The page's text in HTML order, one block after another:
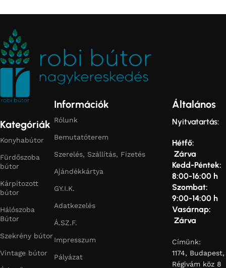
Kategóriák
Konyhabútor
Fürdőszoba
bútor
Kárpitozott
bútor
Hálószoba
Bútor
Szekrény bútor
Vintage bútor
Információk
Rólunk
Bemutatóterem
Szerelés, Szállítás, Fizetés
Ajándékkártya
GY.I.K.
Adatkezelés
Á.SZ.F.
Impresszum
Pályázat
Általános
Nyitvatartás:
Hétfő:
Zárva
Kedd-Péntek:
8:00-16:00 h
Szombat:
9:00-14:00 h
Vasárnap:
Zárva
Címünk:
1174, Budapest,
Régivám köz 8